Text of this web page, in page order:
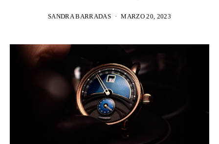
SANDRA BARRADAS MARZO 20, 2023